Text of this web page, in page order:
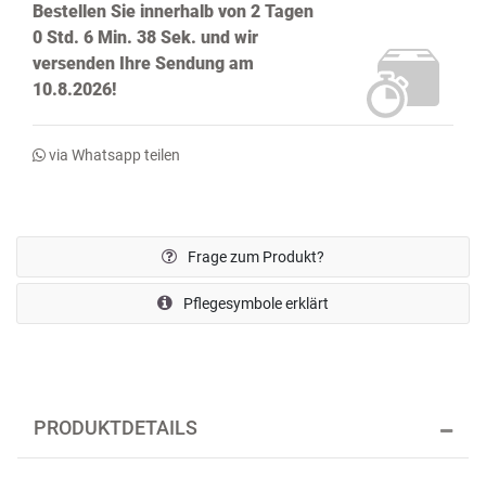
Bestellen Sie innerhalb von 2 Tagen
0 Std. 6 Min. 38 Sek. und wir
versenden Ihre Sendung am
10.8.2026!
via Whatsapp teilen
Frage zum Produkt?
Pflegesymbole erklärt
PRODUKTDETAILS